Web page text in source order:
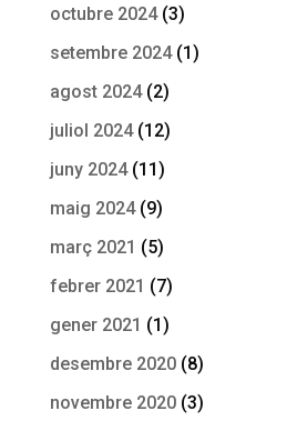
octubre 2024(3)
setembre 2024(1)
agost 2024(2)
juliol 2024(12)
juny 2024(11)
maig 2024(9)
març 2021 (5)
febrer 2021 (7)
gener 2021 (1)
desembre 2020(8)
novembre 2020(3)